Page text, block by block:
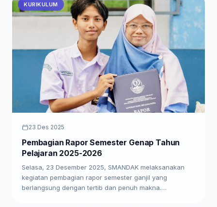
KURIKULUM
23 Des 2025
Pembagian Rapor Semester Genap Tahun
Pelajaran 2025-2026
Selasa, 23 Desember 2025, SMANDAK melaksanakan
kegiatan pembagian rapor semester ganjil yang
berlangsung dengan tertib dan penuh makna.…